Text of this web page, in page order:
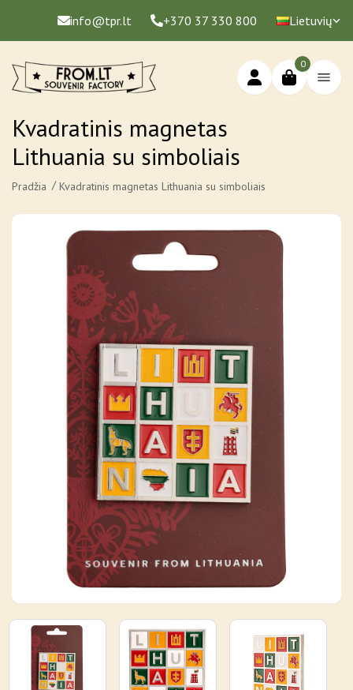
info@tpr.lt +370 37 330 800 Lietuvių
0
Kvadratinis magnetas
Lithuania su simboliais
Pradžia Kvadratinis magnetas Lithuania su simboliais